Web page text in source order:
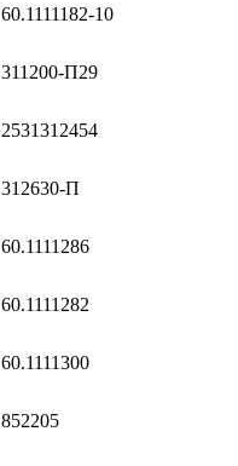
60.1111182-10
311200-П29
2531312454
312630-П
60.1111286
60.1111282
60.1111300
852205